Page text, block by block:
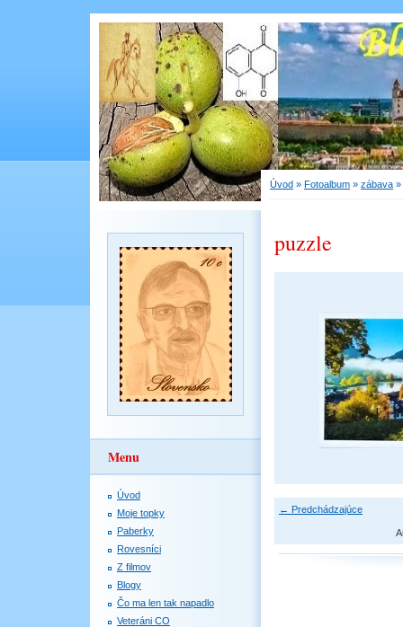
Menu
Úvod
Moje topky
Paberky
Rovesníci
Z filmov
Blogy
Čo ma len tak napadlo
Veteráni CO
Úvod » Fotoalbum » zábava »
puzzle
← Predchádzajúce